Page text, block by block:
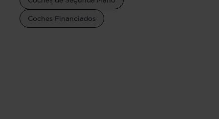
Coches Financiados